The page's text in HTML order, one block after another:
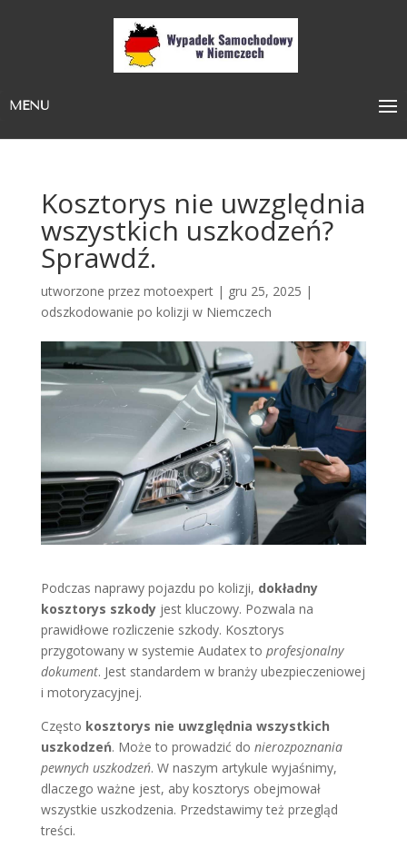
MENU
Kosztorys nie uwzględnia
wszystkich uszkodzeń?
Sprawdź.
utworzone przez motoexpert| gru 25, 2025 |
odszkodowanie po kolizji w Niemczech
Podczas naprawy pojazdu po kolizji, dokładny
kosztorys szkodyjest kluczowy. Pozwala na
prawidłowe rozliczenie szkody. Kosztorys
przygotowany w systemie Audatex to profesjonalny
dokument. Jest standardem w branży ubezpieczeniowej
i motoryzacyjnej.
Często kosztorys nie uwzględnia wszystkich
uszkodzeń. Może to prowadzić do nierozpoznania
pewnych uszkodzeń. W naszym artykule wyjaśnimy,
dlaczego ważne jest, aby kosztorys obejmował
wszystkie uszkodzenia. Przedstawimy też przegląd
treści.